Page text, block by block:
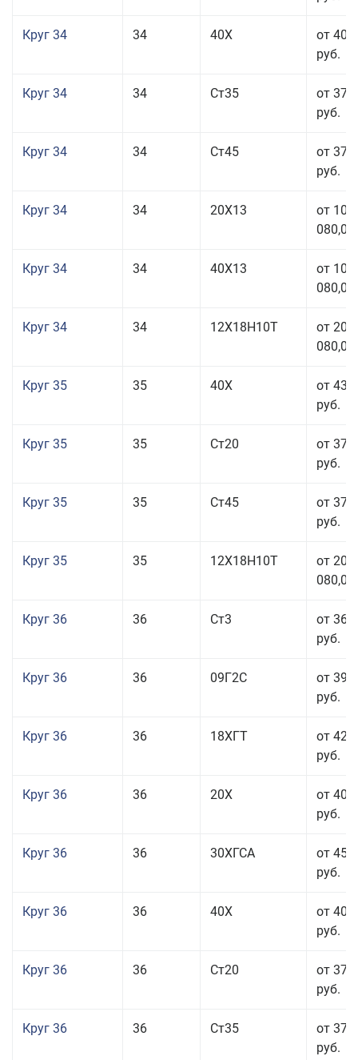
Круг 34 34 40Х
от 40
руб.
Круг 34 34 Ст35
от 37
руб.
Круг 34 34 Ст45
от 37
руб.
Круг 34 34 20Х13
от 101
080,00
Круг 34 34 40Х13
от 101
080,00
Круг 34 34 12Х18Н10Т
от 208
080,00
Круг 35 35 40Х
от 43
руб.
Круг 35 35 Ст20
от 37
руб.
Круг 35 35 Ст45
от 37
руб.
Круг 35 35 12Х18Н10Т
от 208
080,00
Круг 36 36 Ст3
от 36
руб.
Круг 36 36 09Г2С
от 39
руб.
Круг 36 36 18ХГТ
от 42
руб.
Круг 36 36 20Х
от 40
руб.
Круг 36 36 30ХГСА
от 45
руб.
Круг 36 36 40Х
от 40
руб.
Круг 36 36 Ст20
от 37
руб.
Круг 36 36 Ст35
от 37
руб.